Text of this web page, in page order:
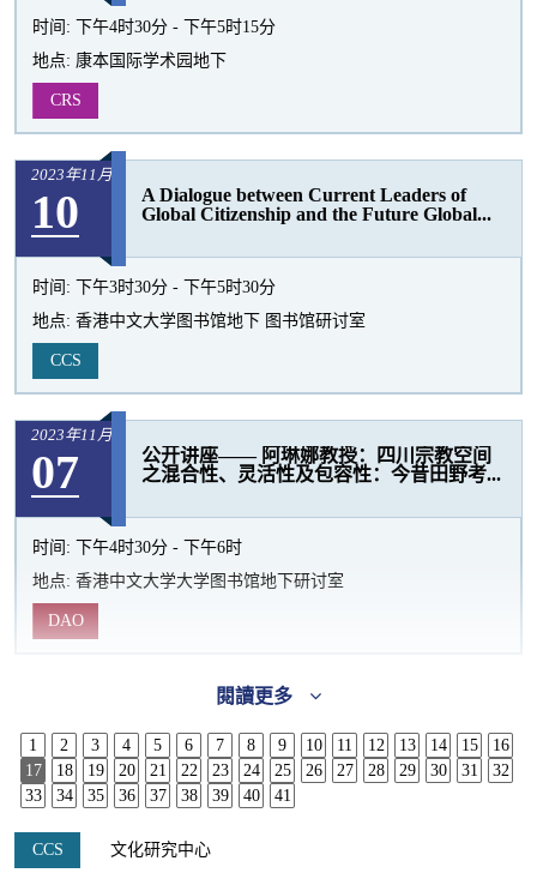
时间:
下午4时30分 - 下午5时15分
地点: 康本国际学术园地下
CRS
2023年11月
10
A Dialogue between Current Leaders of
Global Citizenship and the Future Global...
时间:
下午3时30分 - 下午5时30分
地点: 香港中文大学图书馆地下 图书馆研讨室
CCS
2023年11月
07
公开讲座—— 阿琳娜教授：四川宗教空间
之混合性、灵活性及包容性：今昔田野考...
时间:
下午4时30分 - 下午6时
地点: 香港中文大学大学图书馆地下研讨室
DAO
閱讀更多
1 2 3 4 5 6 7 8 9 10 11 12 13 14 15
16
17
18 19 20 21 22 23 24 25 26 27 28 29 30 31
32
33
34 35 36 37 38 39 40 41
CCS 文化研究中心